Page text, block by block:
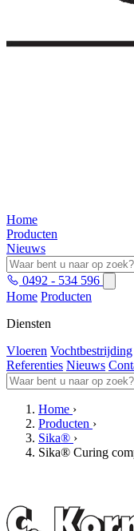
Home
Producten
Nieuws
0492 - 534 596
Home Producten
Diensten
Vloeren Vochtbestrijding
Referenties Nieuws
Home ›
Producten ›
Sika® ›
Sika® Curing